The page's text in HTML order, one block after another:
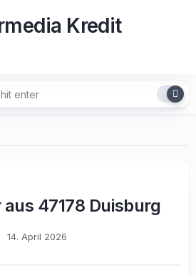
47178 Duisburg
14. April 2026